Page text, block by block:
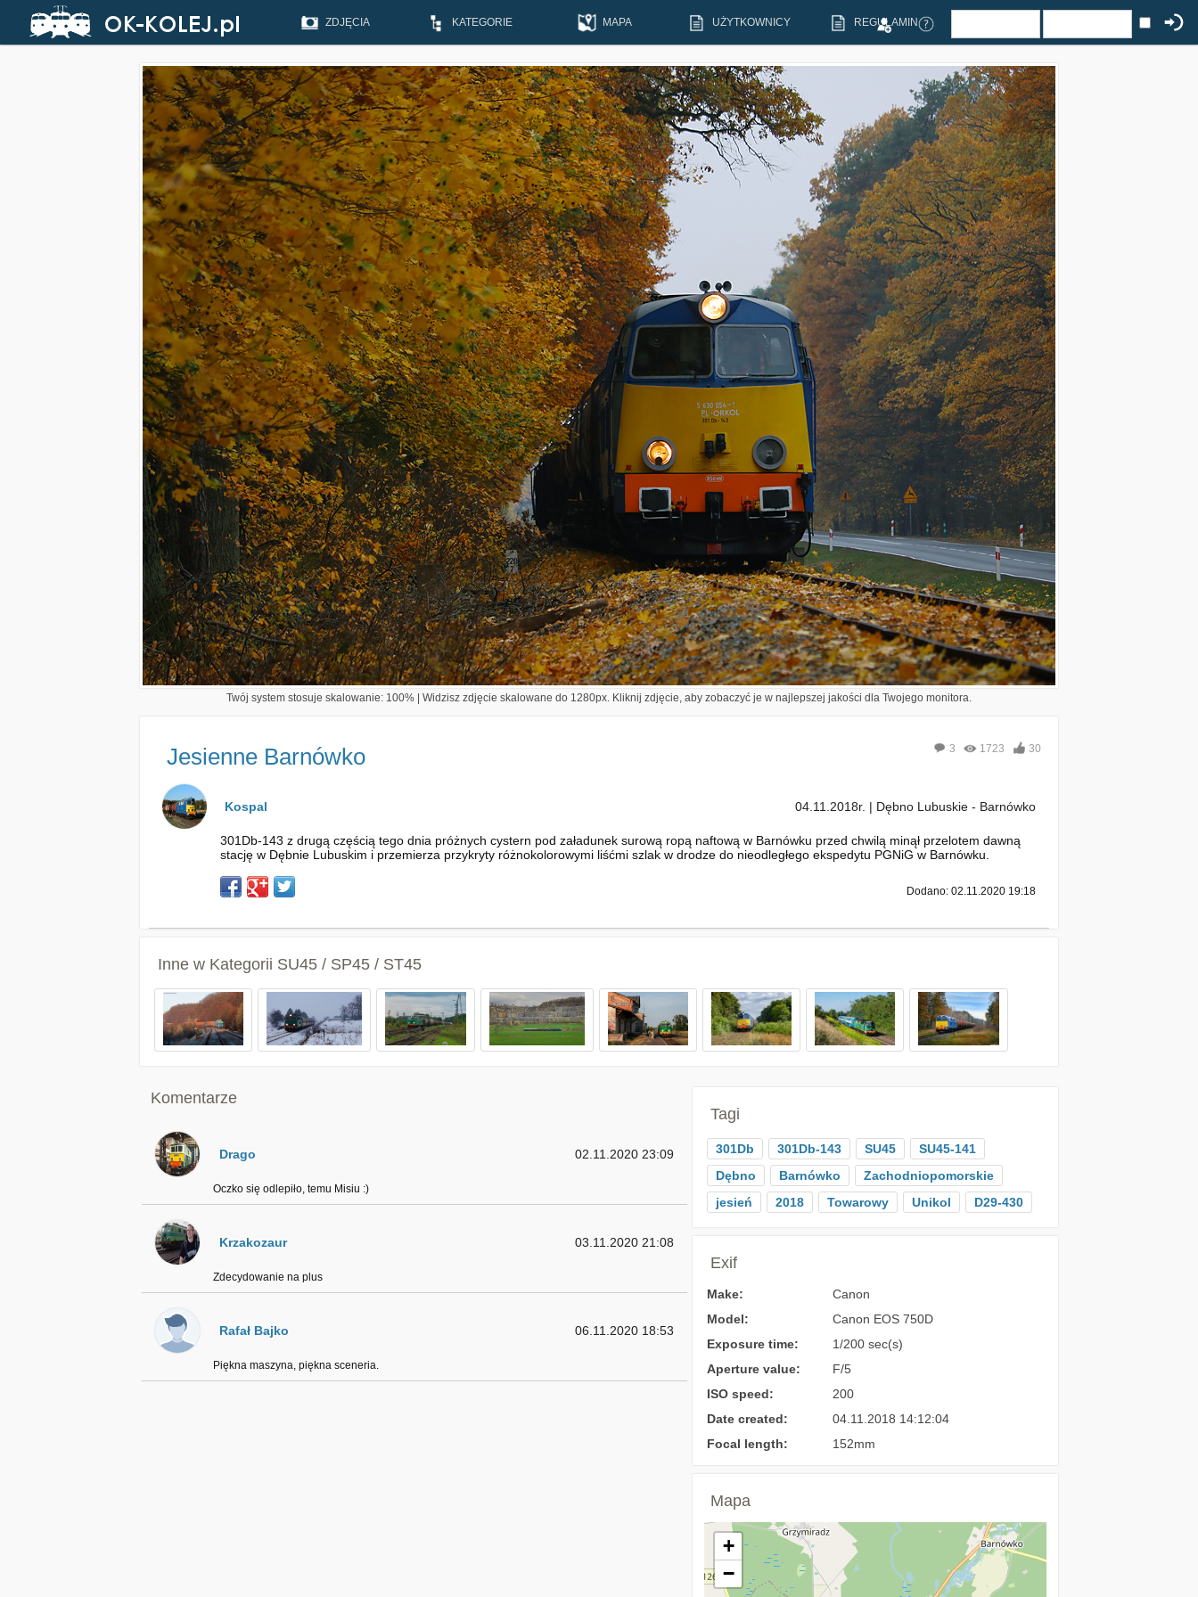
ZDJĘCIA KATEGORIE MAPA UŻYTKOWNICY REGULAMIN
Twój system stosuje skalowanie: 100% | Widzisz zdjęcie skalowane do 1280px. Kliknij zdjęcie, aby zobaczyć je w najlepszej jakości dla Twojego monitora.
Jesienne Barnówko 3 1723 30
Kospal 04.11.2018r. | Dębno Lubuskie - Barnówko
301Db-143 z drugą częścią tego dnia próżnych cystern pod załadunek surową ropą naftową w Barnówku przed chwilą minął przelotem dawną
stację w Dębnie Lubuskim i przemierza przykryty różnokolorowymi liśćmi szlak w drodze do nieodległego ekspedytu PGNiG w Barnówku.
Dodano: 02.11.2020 19:18
Inne w Kategorii SU45 / SP45 / ST45
Komentarze
Drago 02.11.2020 23:09
Oczko się odlepiło, temu Misiu :)
Krzakozaur 03.11.2020 21:08
Zdecydowanie na plus
Rafał Bajko 06.11.2020 18:53
Piękna maszyna, piękna sceneria.
Tagi
301Db 301Db-143 SU45
SU45-141
Dębno
Barnówko
Zachodniopomorskie
jesień
2018 Towarowy Unikol D29-430
Exif
Make:
Canon
Model:
Canon EOS 750D
Exposure time:
1/200 sec(s)
Aperture value:
F/5
ISO speed:
200
Date created:
04.11.2018 14:12:04
Focal length:
152mm
Mapa
+
−